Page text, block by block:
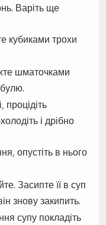
Варіть ще
кубиками трохи
шматочками
процідіть
і дрібно
опустіть в нього
Засипте її в суп
знову закипить.
супу покладіть